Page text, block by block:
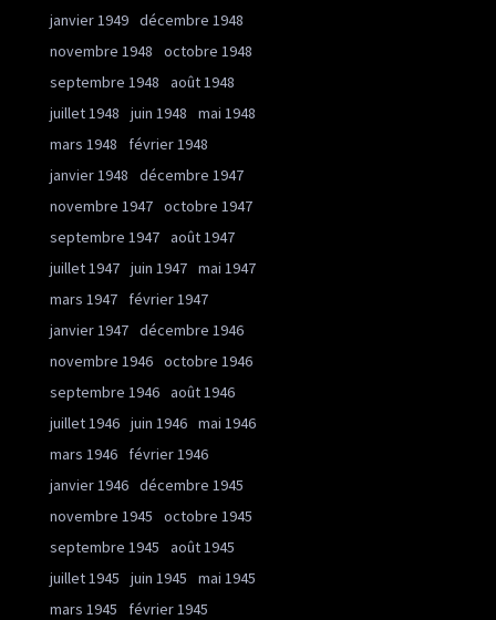
janvier 1949 décembre 1948
novembre 1948
octobre 1948
septembre 1948
août 1948
juillet 1948
juin 1948
mai 1948
mars 1948
février 1948
janvier 1948
décembre 1947
novembre 1947 octobre 1947
septembre 1947 août 1947
juillet 1947 juin 1947 mai 1947
mars 1947
février 1947
janvier 1947 décembre 1946
novembre 1946 octobre 1946
septembre 1946 août 1946
juillet 1946 juin 1946 mai 1946
mars 1946
février 1946
janvier 1946 décembre 1945
novembre 1945
octobre 1945
septembre 1945
août 1945
juillet 1945
juin 1945
mai 1945
mars 1945
février 1945